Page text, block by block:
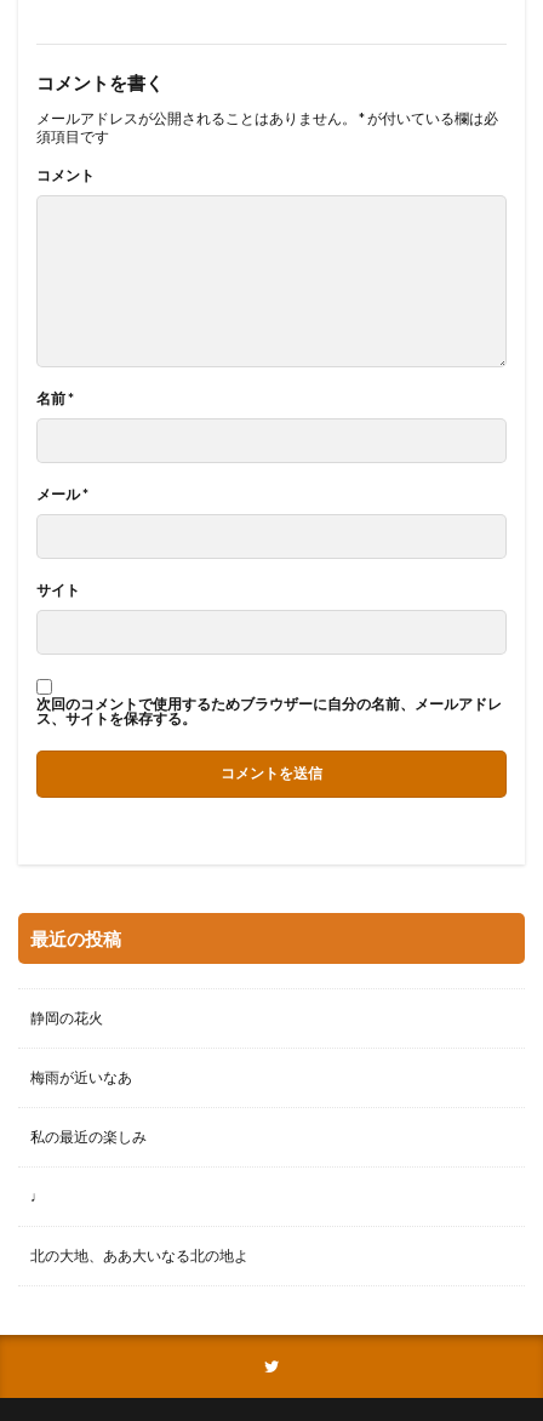
コメントを書く
メールアドレスが公開されることはありません。 *が付いている欄は必
須項目です
コメント
名前*
メール*
サイト
次回のコメントで使用するためブラウザーに自分の名前、メールアドレ
ス、サイトを保存する。
最近の投稿
静岡の花火
梅雨が近いなあ
私の最近の楽しみ
♩
北の大地、ああ大いなる北の地よ